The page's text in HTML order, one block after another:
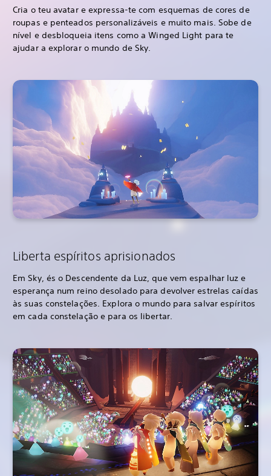
Cria o teu avatar e expressa-te com esquemas de cores de
roupas e penteados personalizáveis e muito mais. Sobe de
nível e desbloqueia itens como a Winged Light para te
ajudar a explorar o mundo de Sky.
Liberta espíritos aprisionados
Em Sky, és o Descendente da Luz, que vem espalhar luz e
esperança num reino desolado para devolver estrelas caídas
às suas constelações. Explora o mundo para salvar espíritos
em cada constelação e para os libertar.